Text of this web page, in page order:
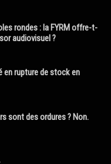
rondes : la FYRM offre-t-
audiovisuel ?
en rupture de stock en
sont des ordures ? Non.